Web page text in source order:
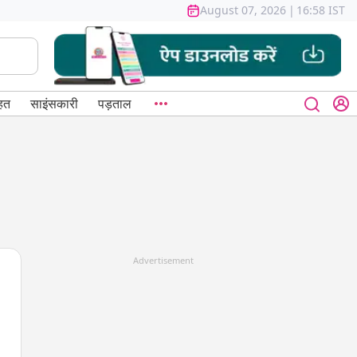
August 07, 2026 | 16:58 IST
साइंसकारी पड़ताल
Advertisement